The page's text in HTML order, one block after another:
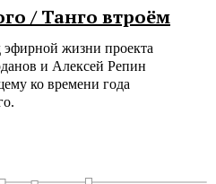
/ Танго втроём
жизни проекта
и Алексей Репин
ко времени года